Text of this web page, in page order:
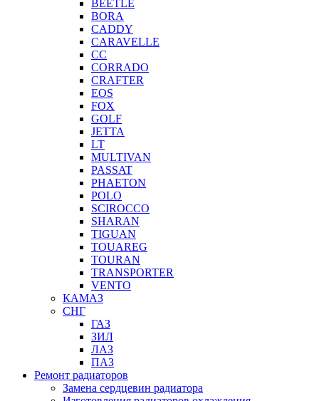
BEETLE
BORA
CADDY
CARAVELLE
CC
CORRADO
CRAFTER
EOS
FOX
GOLF
JETTA
LT
MULTIVAN
PASSAT
PHAETON
POLO
SCIROCCO
SHARAN
TIGUAN
TOUAREG
TOURAN
TRANSPORTER
VENTO
КАМАЗ
СНГ
ГАЗ
ЗИЛ
ЛАЗ
ПАЗ
Ремонт радиаторов
Замена сердцевин радиатора